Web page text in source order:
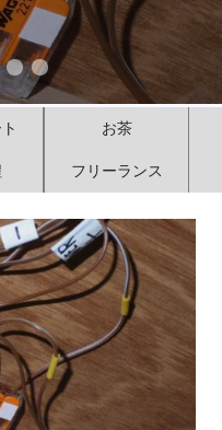
お茶
フリーランス